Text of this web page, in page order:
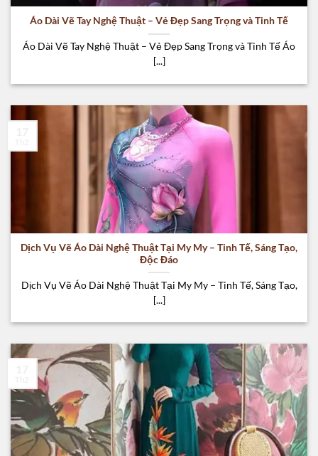
Áo Dài Vẽ Tay Nghệ Thuật – Vẻ Đẹp Sang Trọng và Tinh Tế
Áo Dài Vẽ Tay Nghệ Thuật – Vẻ Đẹp Sang Trọng và Tinh Tế Áo
[...]
Dịch Vụ Vẽ Áo Dài Nghệ Thuật Tại My My – Tinh Tế, Sáng Tạo,
Độc Đáo
Dịch Vụ Vẽ Áo Dài Nghệ Thuật Tại My My – Tinh Tế, Sáng Tạo,
[...]